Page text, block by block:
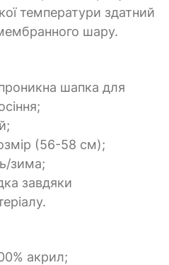
температури здатний
шару.
шапка для
(56-58 см);
зима;
завдяки
акрил;